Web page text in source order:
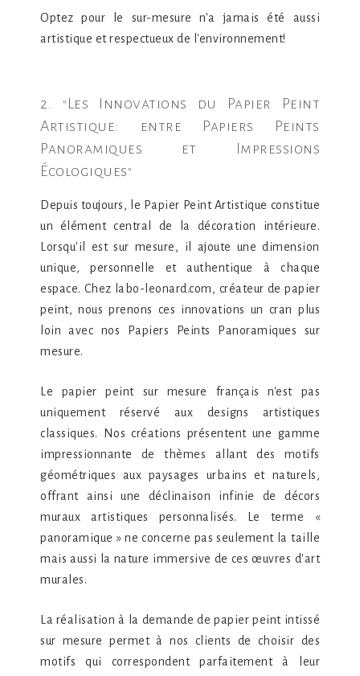
Optez pour le sur-mesure n'a jamais été aussi
artistique et respectueux de l'environnement!
2. "Les Innovations du Papier Peint
Artistique: entre Papiers Peints
Panoramiques et Impressions
Écologiques"
Depuis toujours, le Papier Peint Artistique constitue
un élément central de la décoration intérieure.
Lorsqu'il est sur mesure, il ajoute une dimension
unique, personnelle et authentique à chaque
espace. Chez labo-leonard.com, créateur de papier
peint, nous prenons ces innovations un cran plus
loin avec nos Papiers Peints Panoramiques sur
mesure.
Le papier peint sur mesure français n'est pas
uniquement réservé aux designs artistiques
classiques. Nos créations présentent une gamme
impressionnante de thèmes allant des motifs
géométriques aux paysages urbains et naturels,
offrant ainsi une déclinaison infinie de décors
muraux artistiques personnalisés. Le terme «
panoramique » ne concerne pas seulement la taille
mais aussi la nature immersive de ces œuvres d'art
murales.
La réalisation à la demande de papier peint intissé
sur mesure permet à nos clients de choisir des
motifs qui correspondent parfaitement à leur